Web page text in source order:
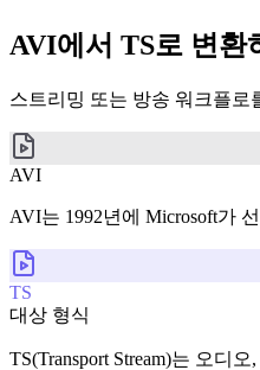
AVI에서 TS로 변환
스트리밍 또는 방송 워크플로
AVI
AVI는 1992년에 Microsoft가
TS
대상 형식
TS(Transport Stream)는 오디